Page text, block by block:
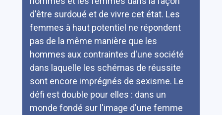
d'être surdoué et de vivre cet état. Les
femmes à haut potentiel ne répondent
pas de la même manière que les
hommes aux contraintes d'une société
dans laquelle les schémas de réussite
sont encore imprégnés de sexisme. Le
défi est double pour elles : dans un
monde fondé sur l'image d'une femme